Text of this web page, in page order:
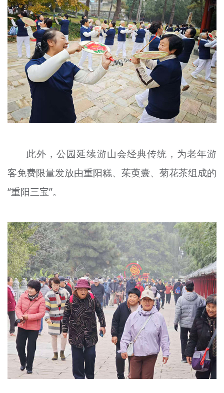
此外，公园延续游山会经典传统，为老年游
客免费限量发放由重阳糕、茱萸囊、菊花茶组成的
“重阳三宝”。